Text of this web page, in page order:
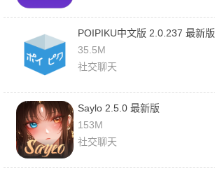
POIPIKU中文版 2.0.237 最新版
35.5M
社交聊天
Saylo 2.5.0 最新版
153M
社交聊天